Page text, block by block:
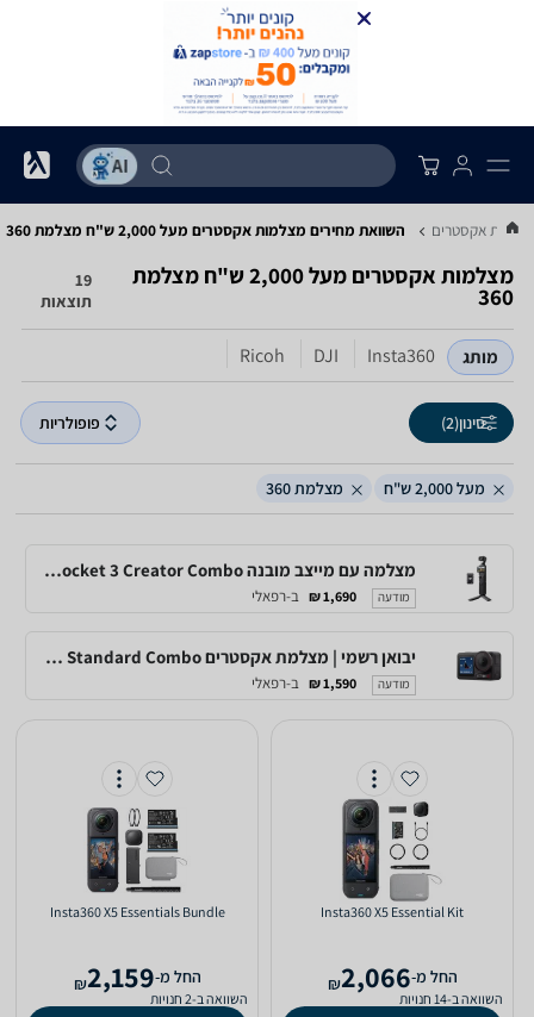
אקסטרים השוואת מחירים מצלמות אקסטרים ‏מעל 2,000 ‏ש"ח ‏מצלמת 360
מצלמות אקסטרים ‏מעל 2,000 ‏ש"ח ‏מצלמת
360
19
תוצאות
מותג Insta360
DJI
Ricoh
סינון(2) פופולריות
מעל 2,000 ש"ח מצלמת 360
מצלמה עם מייצב מובנה DJI Osmo Pocket 3 Creator Combo
מודעה 1,690 ₪ ב-רפאלי
יבואן רשמי | מצלמת אקסטרים DJI Osmo Action 5 Pro Standard Combo
מודעה 1,590 ₪ ב-רפאלי
Insta360 X5 Essential Kit
‫החל מ-2,066
₪
השוואה ב-14 חנויות
Insta360 X5 Essentials Bundle
‫החל מ-2,159
₪
השוואה ב-2 חנויות